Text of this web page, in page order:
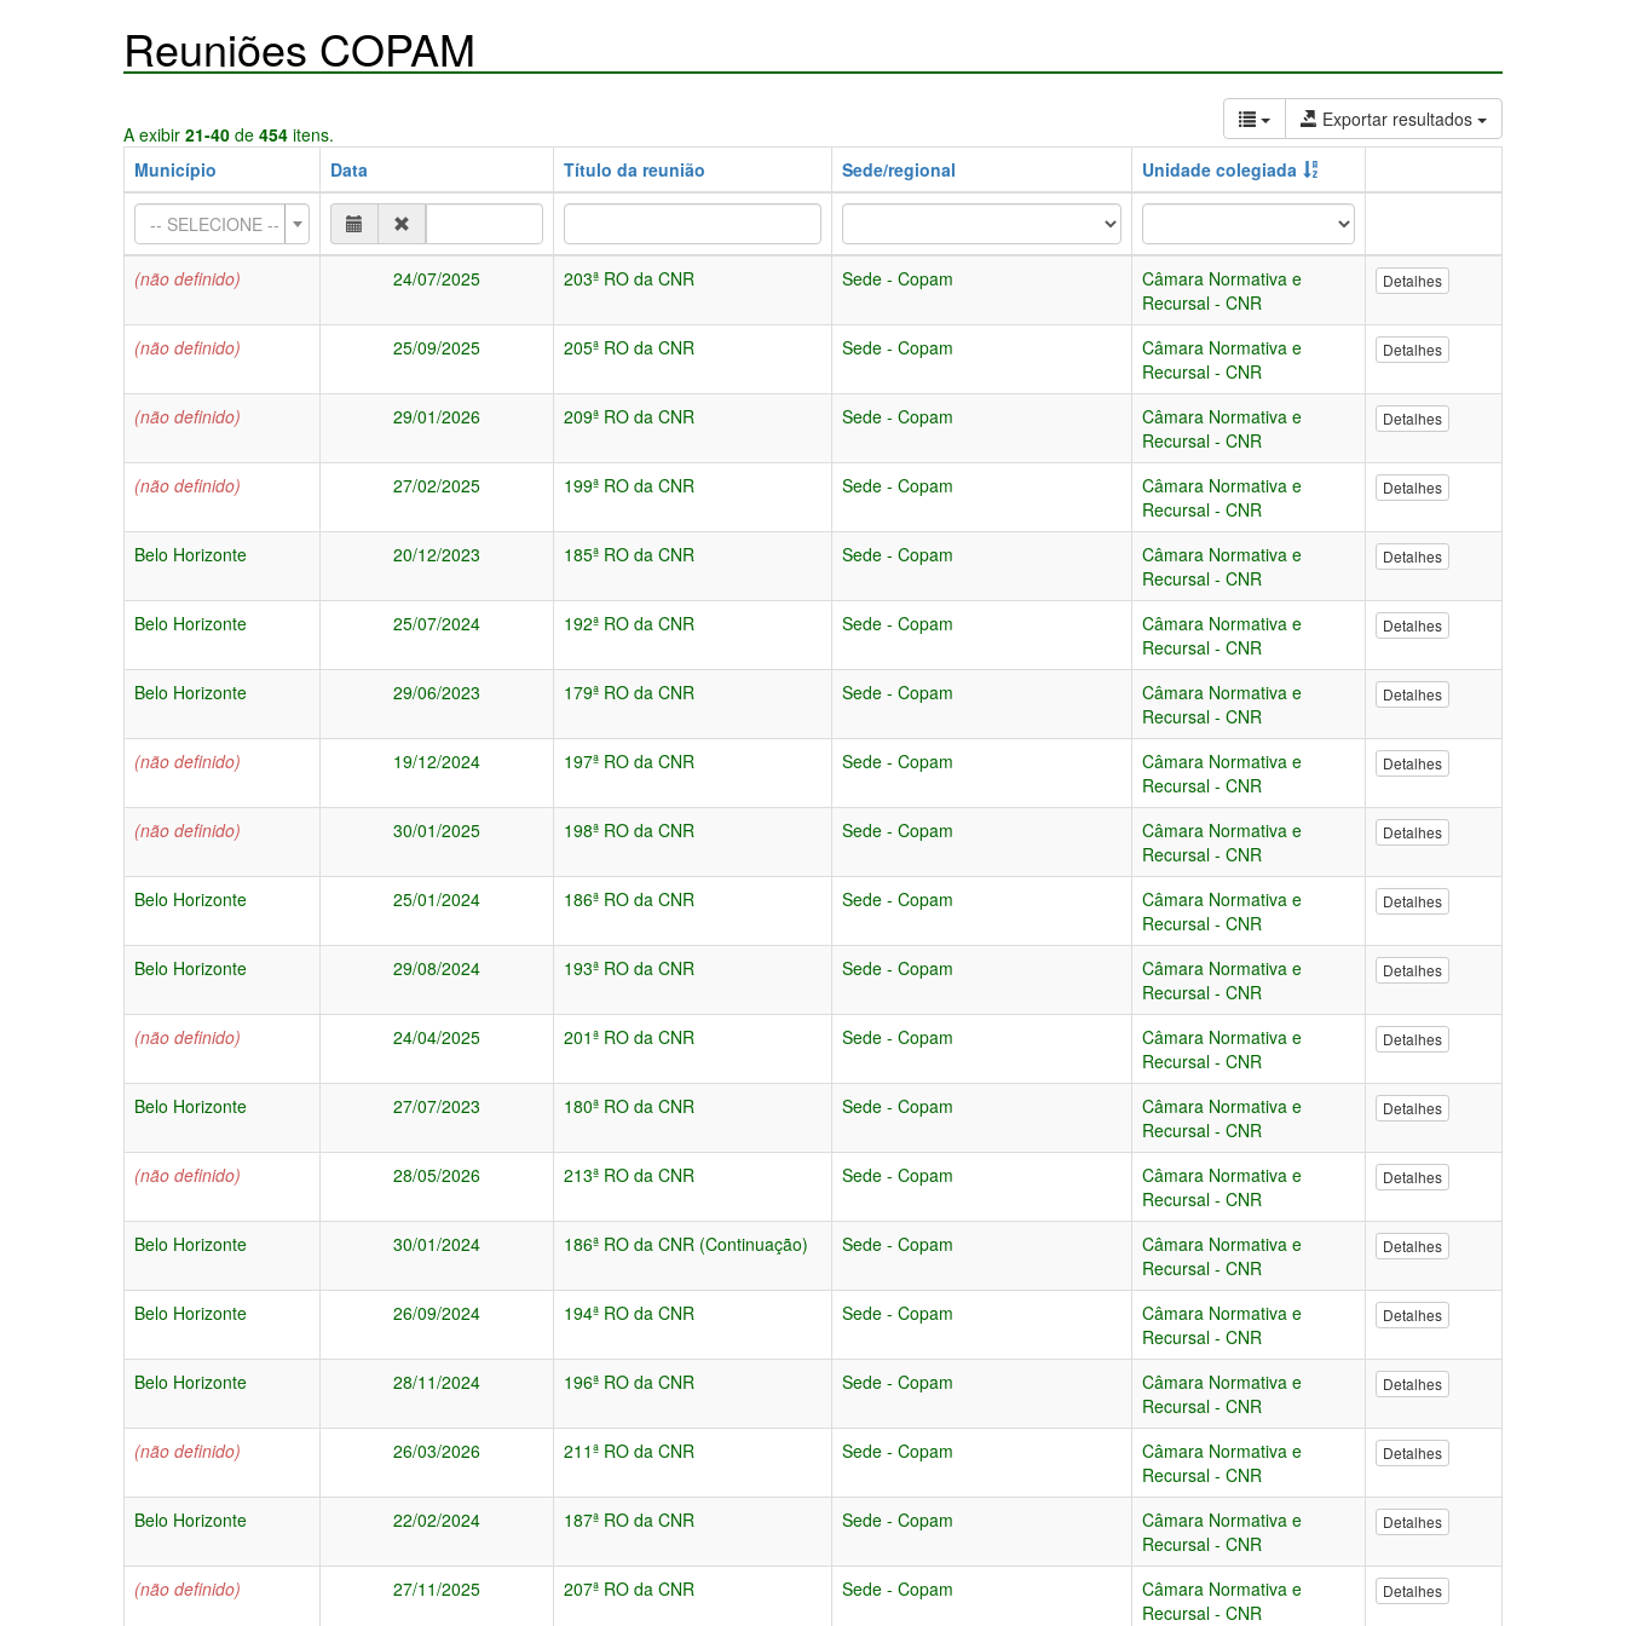
Reuniões COPAM
Exportar resultados
A exibir 21-40 de 454 itens.
Município
Data Título da reunião Sede/regional Unidade colegiada
-- SELECIONE --
(não definido) 24/07/2025 203ª RO da CNR Sede - Copam
Câmara Normativa e
Recursal - CNR
Detalhes
(não definido) 25/09/2025 205ª RO da CNR Sede - Copam
Câmara Normativa e
Recursal - CNR
Detalhes
(não definido) 29/01/2026 209ª RO da CNR Sede - Copam
Câmara Normativa e
Recursal - CNR
Detalhes
(não definido) 27/02/2025 199ª RO da CNR Sede - Copam
Câmara Normativa e
Recursal - CNR
Detalhes
Belo Horizonte 20/12/2023 185ª RO da CNR Sede - Copam
Câmara Normativa e
Recursal - CNR
Detalhes
Belo Horizonte 25/07/2024 192ª RO da CNR Sede - Copam
Câmara Normativa e
Recursal - CNR
Detalhes
Belo Horizonte 29/06/2023 179ª RO da CNR Sede - Copam
Câmara Normativa e
Recursal - CNR
Detalhes
(não definido) 19/12/2024 197ª RO da CNR Sede - Copam
Câmara Normativa e
Recursal - CNR
Detalhes
(não definido) 30/01/2025 198ª RO da CNR Sede - Copam
Câmara Normativa e
Recursal - CNR
Detalhes
Belo Horizonte 25/01/2024 186ª RO da CNR Sede - Copam
Câmara Normativa e
Recursal - CNR
Detalhes
Belo Horizonte 29/08/2024 193ª RO da CNR Sede - Copam
Câmara Normativa e
Recursal - CNR
Detalhes
(não definido) 24/04/2025 201ª RO da CNR Sede - Copam
Câmara Normativa e
Recursal - CNR
Detalhes
Belo Horizonte 27/07/2023 180ª RO da CNR Sede - Copam
Câmara Normativa e
Recursal - CNR
Detalhes
(não definido) 28/05/2026 213ª RO da CNR Sede - Copam
Câmara Normativa e
Recursal - CNR
Detalhes
Belo Horizonte 30/01/2024 186ª RO da CNR (Continuação) Sede - Copam
Câmara Normativa e
Recursal - CNR
Detalhes
Belo Horizonte 26/09/2024 194ª RO da CNR Sede - Copam
Câmara Normativa e
Recursal - CNR
Detalhes
Belo Horizonte 28/11/2024 196ª RO da CNR Sede - Copam
Câmara Normativa e
Recursal - CNR
Detalhes
(não definido) 26/03/2026 211ª RO da CNR Sede - Copam
Câmara Normativa e
Recursal - CNR
Detalhes
Belo Horizonte 22/02/2024 187ª RO da CNR Sede - Copam
Câmara Normativa e
Recursal - CNR
Detalhes
(não definido) 27/11/2025 207ª RO da CNR Sede - Copam
Câmara Normativa e
Recursal - CNR
Detalhes